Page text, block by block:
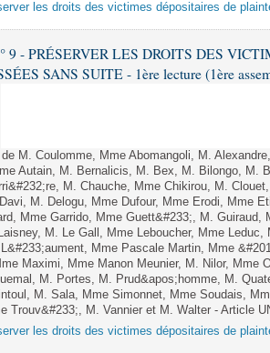
les droits des victimes dépositaires de
9 - PRÉSERVER LES DROITS DES
SANS SUITE - 1ère lecture (1ère
M. Coulomme, Mme Abomangoli, M.
Autain, M. Bernalicis, M. Bex, M. Bilongo, M.
M. Chauche, Mme Chikirou, M.
M. Delogu, Mme Dufour, Mme Erodi, Mme
Mme Garrido, Mme Guett&#233;, M.
M. Le Gall, Mme Leboucher, Mme
Mme Pascale Martin, Mme
Maximi, Mme Manon Meunier, M. Nilor, Mme
M. Portes, M. Prud&apos;homme, M.
M. Sala, Mme Simonnet, Mme Soudais,
Trouv&#233;, M. Vannier et M. Walter - Article
les droits des victimes dépositaires de